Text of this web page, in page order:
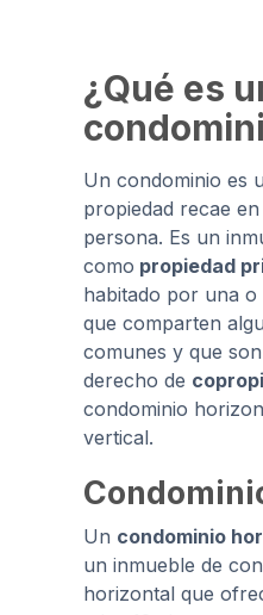
¿Qué es
Un condominio es
propiedad recae
persona. Es un
como propiedad
habitado por una
que comparten
comunes y que
derecho de
condominio
vertical.
Un condominio
un inmueble de
horizontal que